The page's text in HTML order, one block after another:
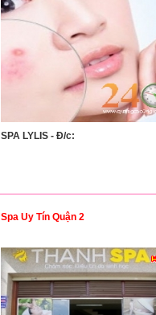
SPA LYLIS - Đ/c:
Spa Uy Tín Quận 2